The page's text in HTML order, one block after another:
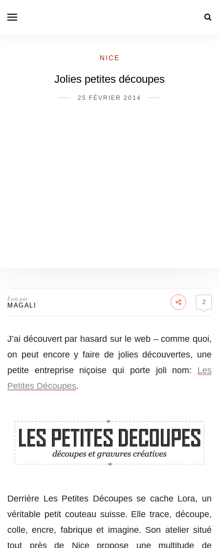
NICE
Jolies petites découpes
25 FÉVRIER 2014
Écrit par
MAGALI 2
J’ai découvert par hasard sur le web – comme quoi,
on peut encore y faire de jolies découvertes, une
petite entreprise niçoise qui porte joli nom: Les
Petites Découpes.
Derrière Les Petites Découpes se cache Lora, un
véritable petit couteau suisse. Elle trace, découpe,
colle, encre, fabrique et imagine. Son atelier situé
tout près de Nice propose une multitude de